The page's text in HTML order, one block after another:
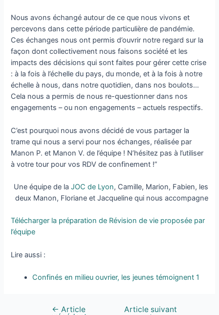
Nous avons échangé autour de ce que nous vivons et
percevons dans cette période particulière de pandémie.
Ces échanges nous ont permis d’ouvrir notre regard sur la
façon dont collectivement nous faisons société et les
impacts des décisions qui sont faites pour gérer cette crise
: à la fois à l’échelle du pays, du monde, et à la fois à notre
échelle à nous, dans notre quotidien, dans nos boulots…
Cela nous a permis de nous re-questionner dans nos
engagements – ou non engagements – actuels respectifs.
C’est pourquoi nous avons décidé de vous partager la
trame qui nous a servi pour nos échanges, réalisée par
Manon P. et Manon V. de l’équipe ! N’hésitez pas à l’utiliser
à votre tour pour vos RDV de confinement !”
Une équipe de la JOC de Lyon, Camille, Marion, Fabien, les
deux Manon, Floriane et Jacqueline qui nous accompagne
Télécharger la préparation de Révision de vie proposée par
l’équipe
Lire aussi :
Confinés en milieu ouvrier, les jeunes témoignent 1
← Article Article suivant